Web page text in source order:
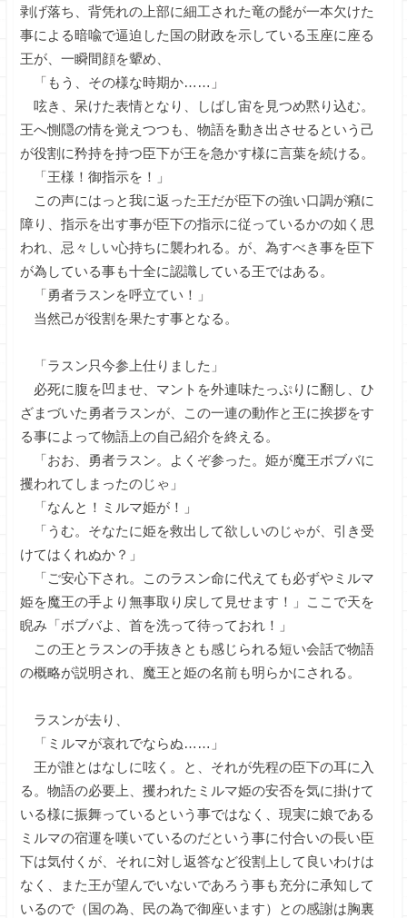
剥げ落ち、背凭れの上部に細工された竜の髭が一本欠けた
事による暗喩で逼迫した国の財政を示している玉座に座る
王が、一瞬間顔を顰め、
「もう、その様な時期か……」
呟き、呆けた表情となり、しばし宙を見つめ黙り込む。
王へ惻隠の情を覚えつつも、物語を動き出させるという己
が役割に矜持を持つ臣下が王を急かす様に言葉を続ける。
「王様！御指示を！」
この声にはっと我に返った王だが臣下の強い口調が癪に
障り、指示を出す事が臣下の指示に従っているかの如く思
われ、忌々しい心持ちに襲われる。が、為すべき事を臣下
が為している事も十全に認識している王ではある。
「勇者ラスンを呼立てい！」
当然己が役割を果たす事となる。
「ラスン只今参上仕りました」
必死に腹を凹ませ、マントを外連味たっぷりに翻し、ひ
ざまづいた勇者ラスンが、この一連の動作と王に挨拶をす
る事によって物語上の自己紹介を終える。
「おお、勇者ラスン。よくぞ参った。姫が魔王ボブバに
攫われてしまったのじゃ」
「なんと！ミルマ姫が！」
「うむ。そなたに姫を救出して欲しいのじゃが、引き受
けてはくれぬか？」
「ご安心下され。このラスン命に代えても必ずやミルマ
姫を魔王の手より無事取り戻して見せます！」ここで天を
睨み「ボブバよ、首を洗って待っておれ！」
この王とラスンの手抜きとも感じられる短い会話で物語
の概略が説明され、魔王と姫の名前も明らかにされる。
ラスンが去り、
「ミルマが哀れでならぬ……」
王が誰とはなしに呟く。と、それが先程の臣下の耳に入
る。物語の必要上、攫われたミルマ姫の安否を気に掛けて
いる様に振舞っているという事ではなく、現実に娘である
ミルマの宿運を嘆いているのだという事に付合いの長い臣
下は気付くが、それに対し返答など役割上して良いわけは
なく、また王が望んでいないであろう事も充分に承知して
いるので（国の為、民の為で御座います）との感謝は胸裏